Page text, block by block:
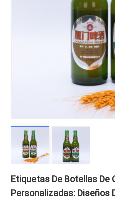
Etiquetas De Botellas De
Personalizadas: Diseños